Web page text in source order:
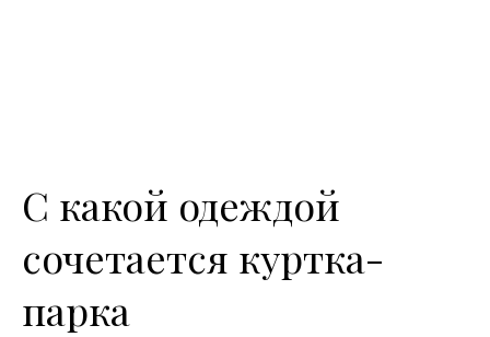
С какой одеждой
сочетается куртка-
парка